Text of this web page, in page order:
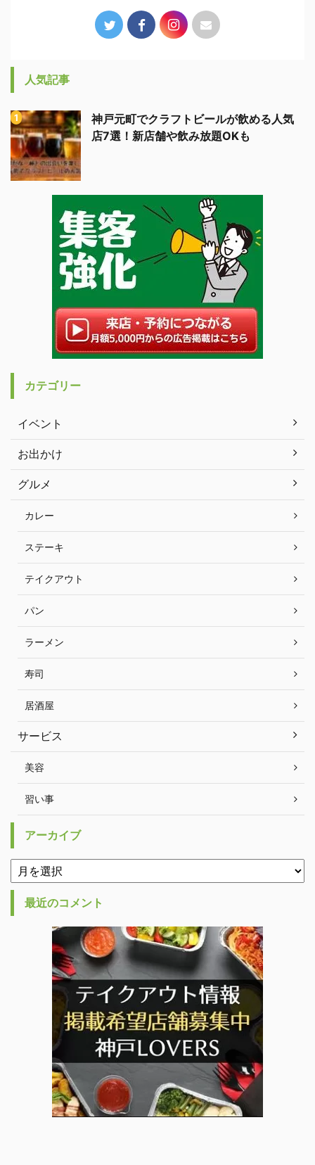
人気記事
神戸元町でクラフトビールが飲める人気
店7選！新店舗や飲み放題OKも
カテゴリー
イベント
お出かけ
グルメ
カレー
ステーキ
テイクアウト
パン
ラーメン
寿司
居酒屋
サービス
美容
習い事
アーカイブ
最近のコメント